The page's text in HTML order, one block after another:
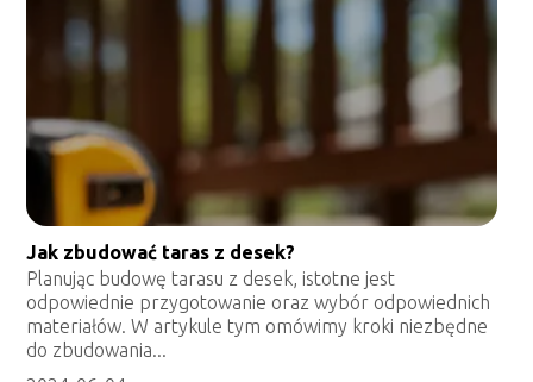
Jak zbudować taras z desek?
Planując budowę tarasu z desek, istotne jest
odpowiednie przygotowanie oraz wybór odpowiednich
materiałów. W artykule tym omówimy kroki niezbędne
do zbudowania...